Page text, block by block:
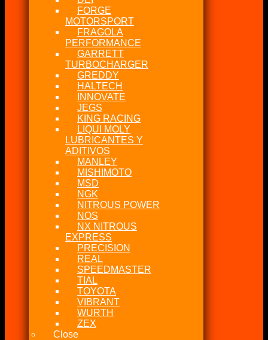
FORGE
MOTORSPORT
FRAGOLA
PERFORMANCE
GARRETT
TURBOCHARGER
GREDDY
HALTECH
INNOVATE
JEGS
KING RACING
LIQUI MOLY
LUBRICANTES Y
ADITIVOS
MANLEY
MISHIMOTO
MSD
NGK
NITROUS POWER
NOS
NX NITROUS
EXPRESS
PRECISION
REAL
SPEEDMASTER
TIAL
TOYOTA
VIBRANT
WURTH
ZEX
Close